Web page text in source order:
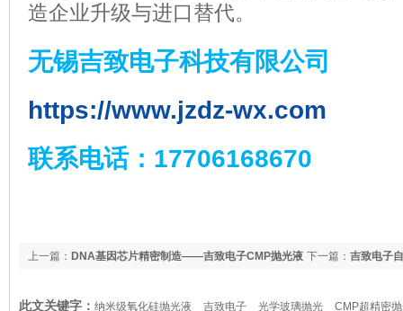
造企业升级与进口替代。
无锡吉致电子科技有限公司
https://www.jzdz-wx.com
联系电话：17706168670
下一篇： 吉致电子
上一篇： DNA基因芯片精密制造——吉致电子CMP抛光液
此文关键字： 纳米级氧化硅抛光液 吉致电子 光学玻璃抛光 CMP超精密